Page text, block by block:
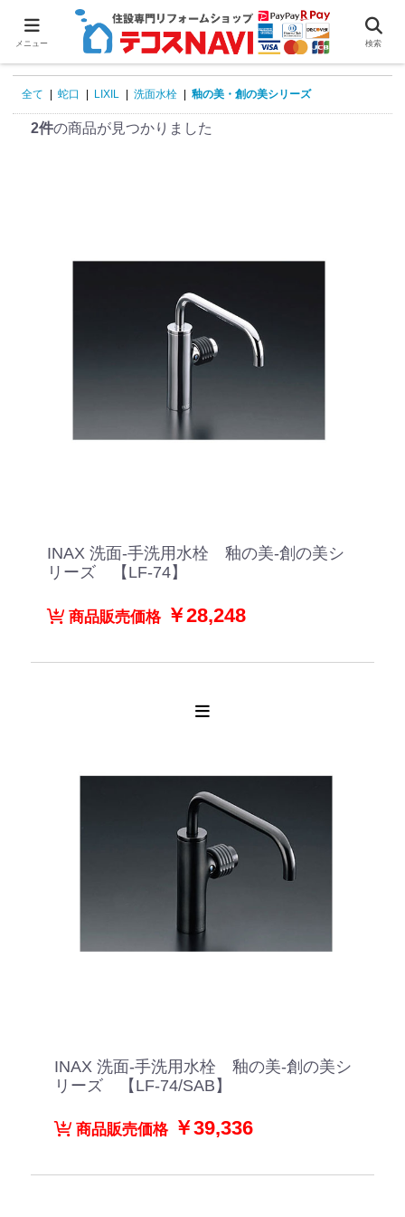
全て 蛇口 LIXIL 洗面水栓 釉の美・創の美シリーズ
2件の商品が見つかりました
INAX 洗面-手洗用水栓 釉の美-創の美シ
リーズ 【LF-74】
商品販売価格￥28,248
INAX 洗面-手洗用水栓 釉の美-創の美シ
リーズ 【LF-74/SAB】
商品販売価格￥39,336
メニュー 検索